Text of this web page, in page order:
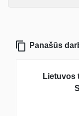
Panašūs
Lietuvos